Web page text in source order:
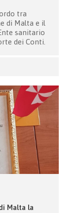
tra
di Malta e il
sanitario
dei Conti.
Malta la